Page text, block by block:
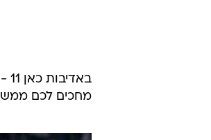
מחכים לכם ממש